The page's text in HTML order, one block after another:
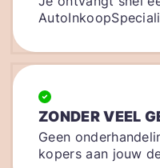
ZONDER VEEL
Geen
kopers aan jouw